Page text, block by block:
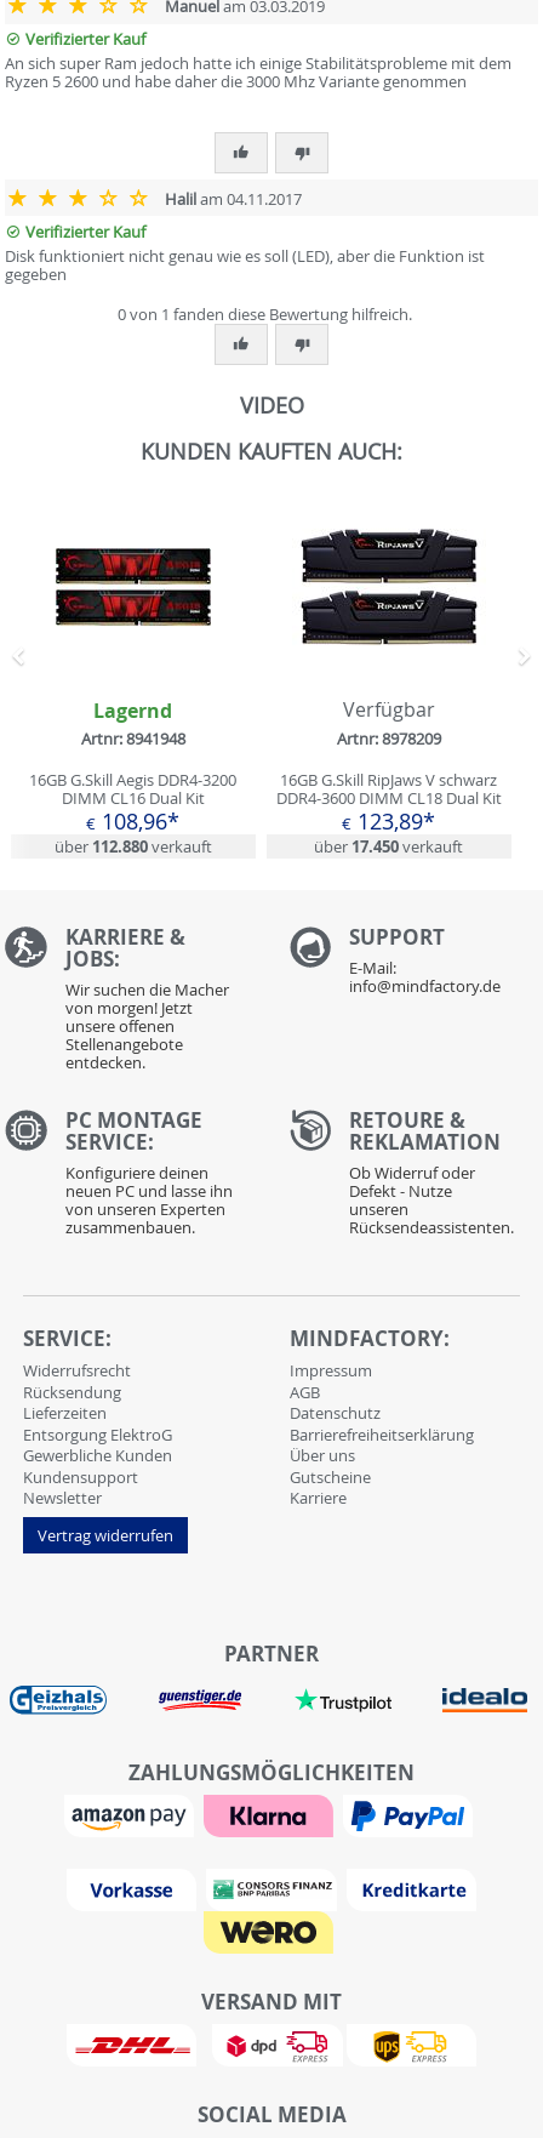
Manuel am 03.03.2019
Verifizierter Kauf
An sich super Ram jedoch hatte ich einige Stabilitätsprobleme mit dem
Ryzen 5 2600 und habe daher die 3000 Mhz Variante genommen
Halilam 04.11.2017
Verifizierter Kauf
Disk funktioniert nicht genau wie es soll (LED), aber die Funktion ist
gegeben
0 von 1 fanden diese Bewertung hilfreich.
VIDEO
KUNDEN KAUFTEN AUCH:
Lagernd
Artnr: 8941948
16GB G.Skill Aegis DDR4-3200
DIMM CL16 Dual Kit
€ 108,96*
über 112.880verkauft
Verfügbar
Artnr: 8978209
16GB G.Skill RipJaws V schwarz
DDR4-3600 DIMM CL18 Dual Kit
€ 123,89*
über 17.450verkauft
Zurück
KARRIERE &
JOBS:
Wir suchen die Macher
von morgen! Jetzt
unsere offenen
Stellenangebote
entdecken.
SUPPORT
E-Mail:
info@mindfactory.de
PC MONTAGE
SERVICE:
Konfiguriere deinen
neuen PC und lasse ihn
von unseren Experten
zusammenbauen.
RETOURE &
REKLAMATION
Ob Widerruf oder
Defekt - Nutze
unseren
Rücksendeassistenten.
SERVICE:
Widerrufsrecht
Rücksendung
Lieferzeiten
Entsorgung ElektroG
Gewerbliche Kunden
Kundensupport
Newsletter
Vertrag widerrufen
MINDFACTORY:
Impressum
AGB
Datenschutz
Barrierefreiheitserklärung
Über uns
Gutscheine
Karriere
PARTNER
ZAHLUNGSMÖGLICHKEITEN
VERSAND MIT
SOCIAL MEDIA